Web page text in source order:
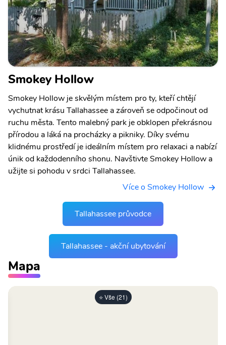
Smokey Hollow
Smokey Hollow je skvělým místem pro ty, kteří chtějí
vychutnat krásu Tallahassee a zároveň se odpočinout od
ruchu města. Tento malebný park je obklopen překrásnou
přírodou a láká na procházky a pikniky. Díky svému
klidnému prostředí je ideálním místem pro relaxaci a nabízí
únik od každodenního shonu. Navštivte Smokey Hollow a
užijte si pohodu v srdci Tallahassee.
Více o Smokey Hollow
Tallahassee průvodce
Tallahassee - akční ubytování
Mapa
⭐ Vše (21)